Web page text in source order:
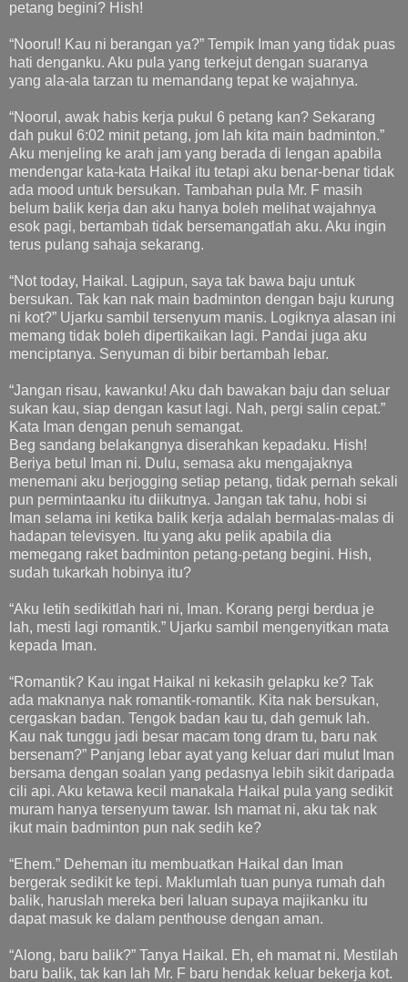
petang begini? Hish!
“Noorul! Kau ni berangan ya?” Tempik Iman yang tidak puas
hati denganku. Aku pula yang terkejut dengan suaranya
yang ala-ala tarzan tu memandang tepat ke wajahnya.
“Noorul, awak habis kerja pukul 6 petang kan? Sekarang
dah pukul 6:02 minit petang, jom lah kita main badminton.”
Aku menjeling ke arah jam yang berada di lengan apabila
mendengar kata-kata Haikal itu tetapi aku benar-benar tidak
ada mood untuk bersukan. Tambahan pula Mr. F masih
belum balik kerja dan aku hanya boleh melihat wajahnya
esok pagi, bertambah tidak bersemangatlah aku. Aku ingin
terus pulang sahaja sekarang.
“Not today, Haikal. Lagipun, saya tak bawa baju untuk
bersukan. Tak kan nak main badminton dengan baju kurung
ni kot?” Ujarku sambil tersenyum manis. Logiknya alasan ini
memang tidak boleh dipertikaikan lagi. Pandai juga aku
menciptanya. Senyuman di bibir bertambah lebar.
“Jangan risau, kawanku! Aku dah bawakan baju dan seluar
sukan kau, siap dengan kasut lagi. Nah, pergi salin cepat.”
Kata Iman dengan penuh semangat.
Beg sandang belakangnya diserahkan kepadaku. Hish!
Beriya betul Iman ni. Dulu, semasa aku mengajaknya
menemani aku berjogging setiap petang, tidak pernah sekali
pun permintaanku itu diikutnya. Jangan tak tahu, hobi si
Iman selama ini ketika balik kerja adalah bermalas-malas di
hadapan televisyen. Itu yang aku pelik apabila dia
memegang raket badminton petang-petang begini. Hish,
sudah tukarkah hobinya itu?
“Aku letih sedikitlah hari ni, Iman. Korang pergi berdua je
lah, mesti lagi romantik.” Ujarku sambil mengenyitkan mata
kepada Iman.
“Romantik? Kau ingat Haikal ni kekasih gelapku ke? Tak
ada maknanya nak romantik-romantik. Kita nak bersukan,
cergaskan badan. Tengok badan kau tu, dah gemuk lah.
Kau nak tunggu jadi besar macam tong dram tu, baru nak
bersenam?” Panjang lebar ayat yang keluar dari mulut Iman
bersama dengan soalan yang pedasnya lebih sikit daripada
cili api. Aku ketawa kecil manakala Haikal pula yang sedikit
muram hanya tersenyum tawar. Ish mamat ni, aku tak nak
ikut main badminton pun nak sedih ke?
“Ehem.” Deheman itu membuatkan Haikal dan Iman
bergerak sedikit ke tepi. Maklumlah tuan punya rumah dah
balik, haruslah mereka beri laluan supaya majikanku itu
dapat masuk ke dalam penthouse dengan aman.
“Along, baru balik?” Tanya Haikal. Eh, eh mamat ni. Mestilah
baru balik, tak kan lah Mr. F baru hendak keluar bekerja kot.